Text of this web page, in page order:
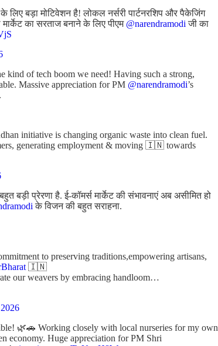
लिए बड़ा मोटिवेशन है! लोकल नर्सरी पार्टनरशिप और पैकेजिंग
का सरताज बनाने के लिए पीएम @narendramodi जी का
kind of tech boom we need! Having such a strong,
Massive appreciation for PM @narendramodi’s
initiative is changing organic waste into clean fuel.
generating employment & moving 🇮🇳 towards
बड़ी प्रेरणा है. ई-कॉमर्स मार्केट की संभावनाएं अब असीमित हो
के विजन की बहुत सराहना.
to preserving traditions,empowering artisans,
🇮🇳
our weavers by embracing handloom…
🌿🚗 Working closely with local nurseries for my own
economy. Huge appreciation for PM Shri